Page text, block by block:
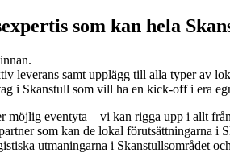
som kan hela
leverans samt upplägg till alla typer av
i Skanstull som vill ha en kick-off i era
möjlig eventyta – vi kan rigga upp i allt
som kan de lokal förutsättningarna i
utmaningarna i Skanstullsområdet